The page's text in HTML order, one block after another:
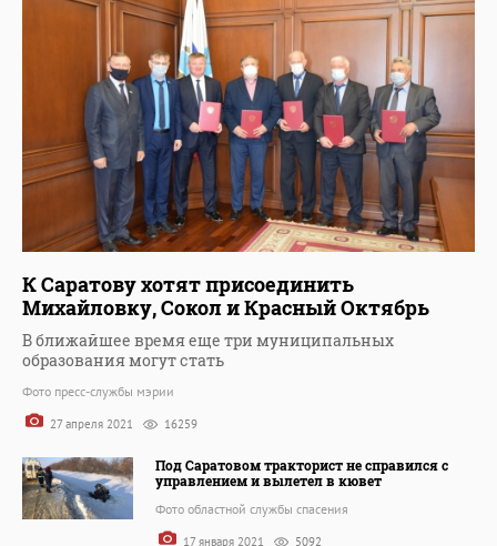
К Саратову хотят присоединить
Михайловку, Сокол и Красный Октябрь
В ближайшее время еще три муниципальных
образования могут стать
Фото пресс-службы мэрии
27 апреля 2021 16259
Под Саратовом тракторист не справился с
управлением и вылетел в кювет
Фото областной службы спасения
17 января 2021 5092